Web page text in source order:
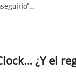
¿Y el